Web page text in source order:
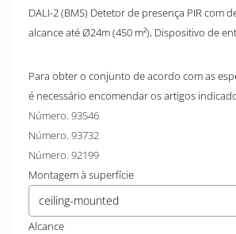
DALI-2 (BMS) Detetor de presença PIR com
alcance até Ø24m (450 m²), Dispositivo de
Para obter o conjunto de acordo com as
é necessário encomendar os artigos
Número. 93546
Número. 93732
Número. 92199
Montagem à superfície
ceiling-mounted
Alcance